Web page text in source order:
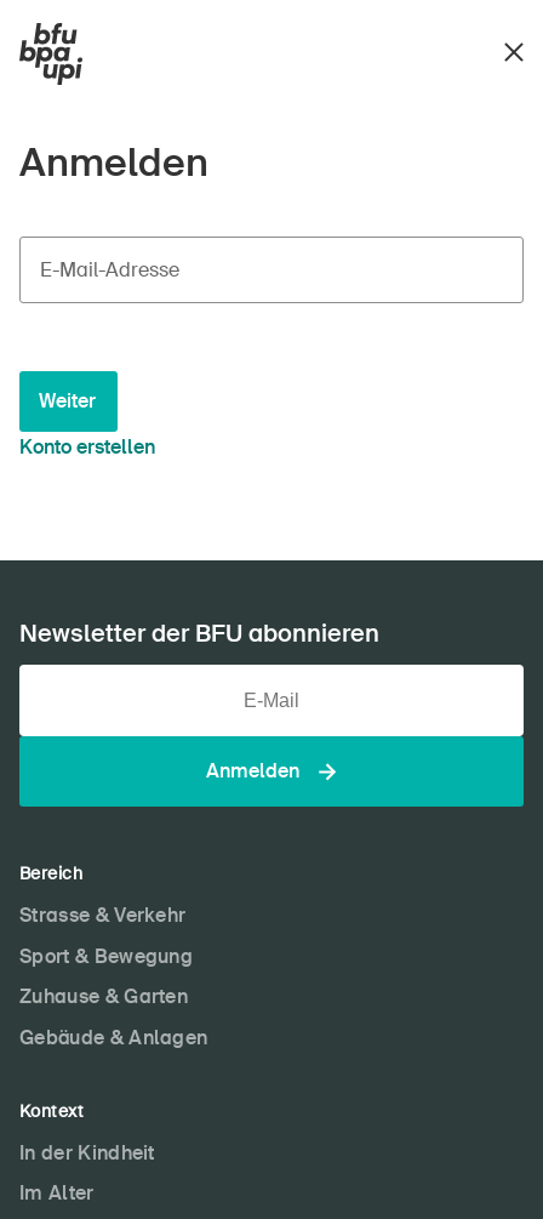
Anmelden
E-Mail-Adresse
Weiter
Konto erstellen
Newsletter der BFU abonnieren
Anmelden
Bereich
Strasse & Verkehr
Sport & Bewegung
Zuhause & Garten
Gebäude & Anlagen
Kontext
In der Kindheit
Im Alter